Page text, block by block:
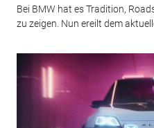
Bei BMW hat es Tradition,
zu zeigen. Nun ereilt dem